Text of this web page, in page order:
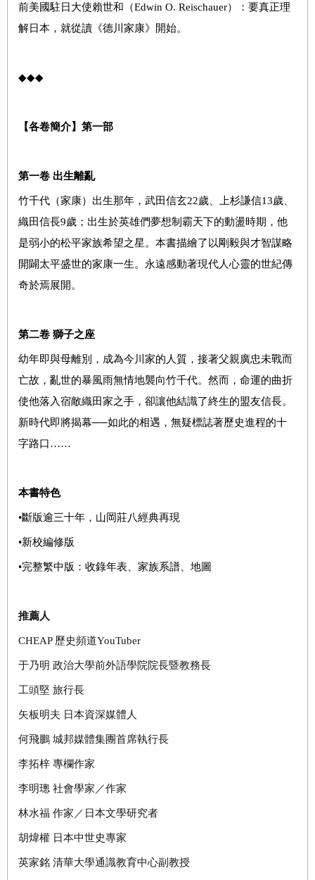
前美國駐日大使賴世和（Edwin O. Reischauer）：要真正理
解日本，就從讀 《德川家康》開始。
◆◆◆
【各卷簡介】 第一部
第一卷 出生離亂
竹千代（家康）出生那年，武田信玄22歲、上杉謙信13歲、
織田信長9歲；出生於英雄們夢想制霸天下的動盪時期，他
是弱小的松平家族希望之星。本書描繪了以剛毅與才智謀略
開闢太平盛世的家康一生。永遠感動著現代人心靈的世紀傳
奇於焉展開。
第二卷 獅子之座
幼年即與母離別，成為今川家的人質，接著父親廣忠未戰而
亡故，亂世的暴風雨無情地襲向竹千代。然而，命運的曲折
使他落入宿敵織田家之手，卻讓他結識了終生的盟友信長。
新時代即將揭幕──如此的相遇，無疑標誌著歷史進程的十
字路口……
本書特色
•斷版逾三十年，山岡莊八經典再現
•新校編修版
•完整繁中版：收錄年表、家族系譜、地圖
推薦人
CHEAP 歷史頻道YouTuber
于乃明 政治大學前外語學院院長暨教務長
工頭堅 旅行長
矢板明夫 日本資深媒體人
何飛鵬 城邦媒體集團首席執行長
李拓梓 專欄作家
李明璁 社會學家／作家
林水福 作家／日本文學研究者
胡煒權 日本中世史專家
英家銘 清華大學通識教育中心副教授